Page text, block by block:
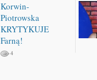
Korwin-
Piotrowska
KRYTYKUJE
Farną!
4